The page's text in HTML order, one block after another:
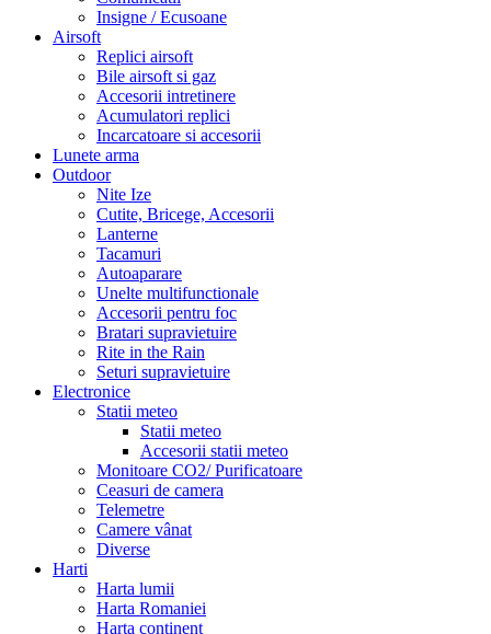
Insigne / Ecusoane
Airsoft
Replici airsoft
Bile airsoft si gaz
Accesorii intretinere
Acumulatori replici
Incarcatoare si accesorii
Lunete arma
Outdoor
Nite Ize
Cutite, Bricege, Accesorii
Lanterne
Tacamuri
Autoaparare
Unelte multifunctionale
Accesorii pentru foc
Bratari supravietuire
Rite in the Rain
Seturi supravietuire
Electronice
Statii meteo
Statii meteo
Accesorii statii meteo
Monitoare CO2/ Purificatoare
Ceasuri de camera
Telemetre
Camere vânat
Diverse
Harti
Harta lumii
Harta Romaniei
Harta continent